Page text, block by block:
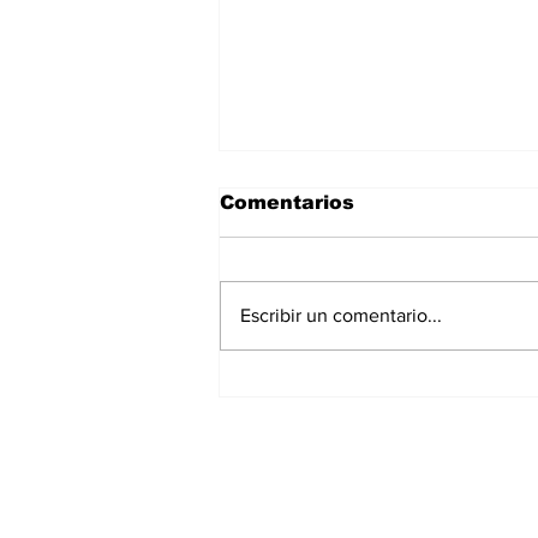
Comentarios
Escribir un comentario...